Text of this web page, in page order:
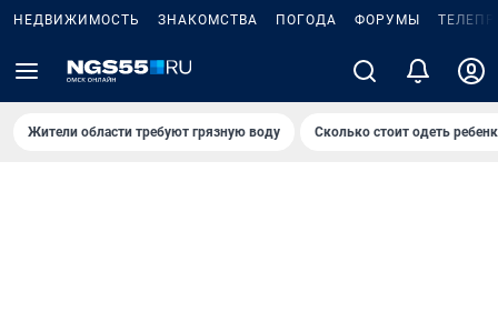
НЕДВИЖИМОСТЬ ЗНАКОМСТВА ПОГОДА ФОРУМЫ
Жители области требуют грязную воду Сколько стоит одеть